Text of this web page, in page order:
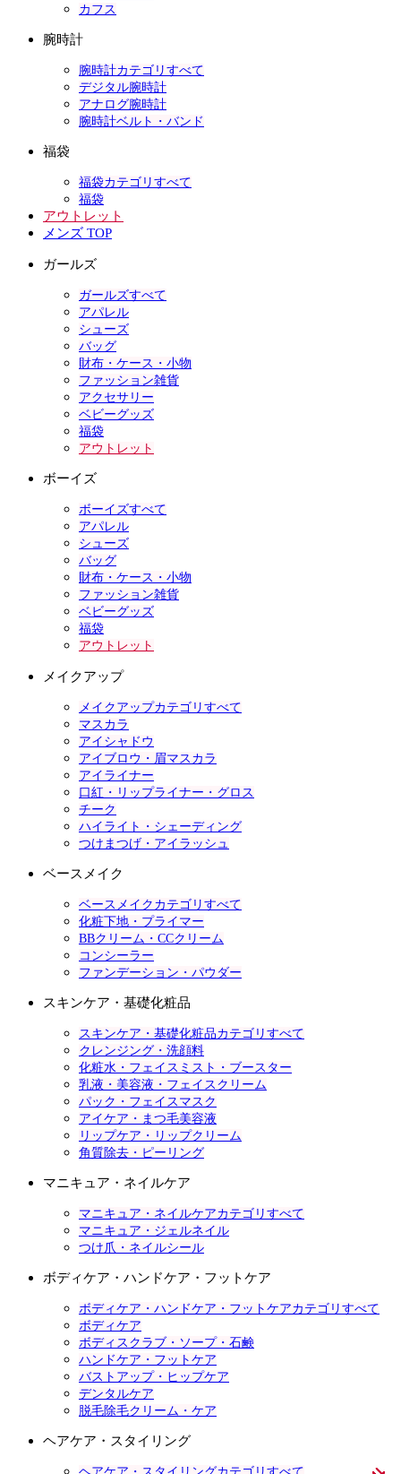
カフス
腕時計
腕時計カテゴリすべて
デジタル腕時計
アナログ腕時計
腕時計ベルト・バンド
福袋
福袋カテゴリすべて
福袋
アウトレット
メンズ TOP
ガールズ
ガールズすべて
アパレル
シューズ
バッグ
財布・ケース・小物
ファッション雑貨
アクセサリー
ベビーグッズ
福袋
アウトレット
ボーイズ
ボーイズすべて
アパレル
シューズ
バッグ
財布・ケース・小物
ファッション雑貨
ベビーグッズ
福袋
アウトレット
メイクアップ
メイクアップカテゴリすべて
マスカラ
アイシャドウ
アイブロウ・眉マスカラ
アイライナー
口紅・リップライナー・グロス
チーク
ハイライト・シェーディング
つけまつげ・アイラッシュ
ベースメイク
ベースメイクカテゴリすべて
化粧下地・プライマー
BBクリーム・CCクリーム
コンシーラー
ファンデーション・パウダー
スキンケア・基礎化粧品
スキンケア・基礎化粧品カテゴリすべて
クレンジング・洗顔料
化粧水・フェイスミスト・ブースター
乳液・美容液・フェイスクリーム
パック・フェイスマスク
アイケア・まつ毛美容液
リップケア・リップクリーム
角質除去・ピーリング
マニキュア・ネイルケア
マニキュア・ネイルケアカテゴリすべて
マニキュア・ジェルネイル
つけ爪・ネイルシール
ボディケア・ハンドケア・フットケア
ボディケア・ハンドケア・フットケアカテゴリすべて
ボディケア
ボディスクラブ・ソープ・石鹸
ハンドケア・フットケア
バストアップ・ヒップケア
デンタルケア
脱毛除毛クリーム・ケア
ヘアケア・スタイリング